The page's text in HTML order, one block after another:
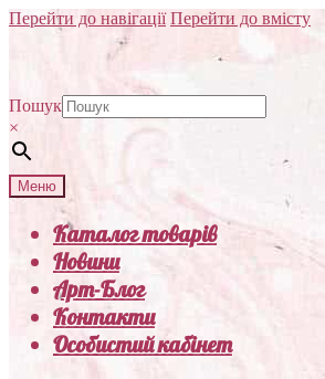
Перейти до навігації Перейти до вмісту
Пошук
×
Меню
Каталог товарів
Новини
Арт-Блог
Контакти
Особистий кабінет